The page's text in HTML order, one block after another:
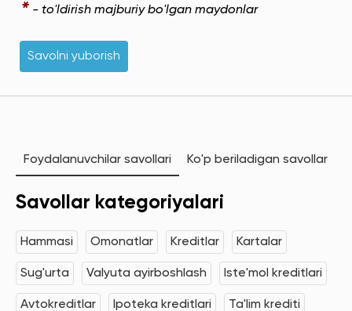
* - to'ldirish majburiy bo'lgan maydonlar
Savolni yuborish
Foydalanuvchilar savollari Ko'p beriladigan savollar
Savollar kategoriyalari
Hammasi Omonatlar Kreditlar Kartalar
Sug'urta Valyuta ayirboshlash Iste'mol kreditlari
Avtokreditlar Ipoteka kreditlari Ta'lim krediti